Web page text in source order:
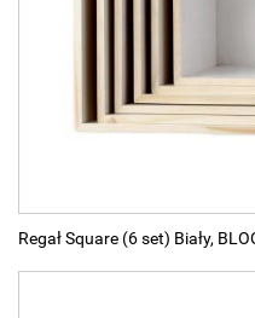
Regał Square (6 set) Biały,